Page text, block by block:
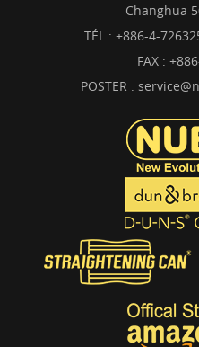
Changhua
TÉL : +886-4-
FAX :
POSTER :